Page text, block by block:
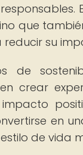
que
su
de
crear
en
de vida